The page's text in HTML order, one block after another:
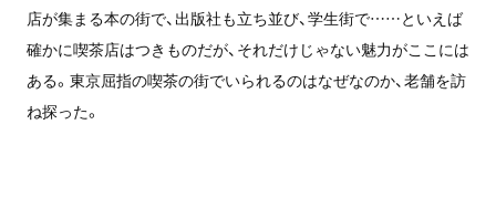
店が集まる本の街で、出版社も立ち並び、学生街で……といえば
確かに喫茶店はつきものだが、それだけじゃない魅力がここには
ある。東京屈指の喫茶の街でいられるのはなぜなのか、老舗を訪
ね探った。